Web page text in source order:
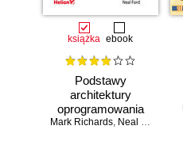
książka ebook
Podstawy
architektury
oprogramowania
dla inżynierów.
Mark Richards, Neal Ford